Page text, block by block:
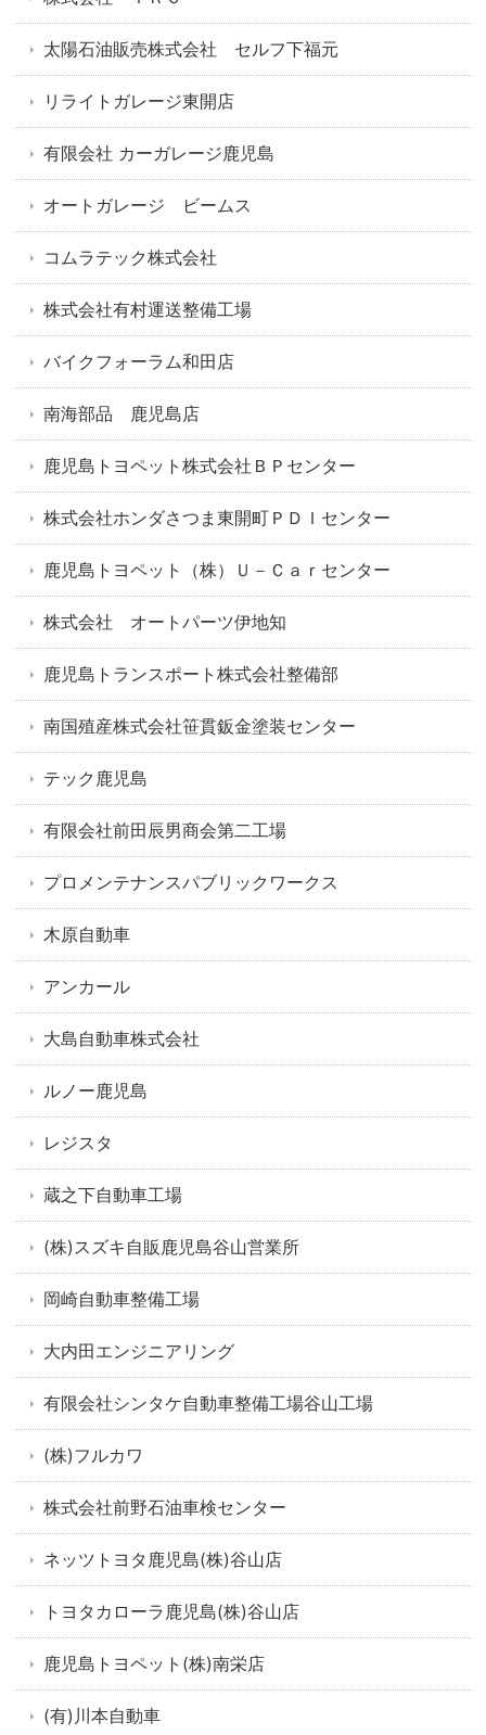
太陽石油販売株式会社 セルフ下福元
リライトガレージ東開店
有限会社 カーガレージ鹿児島
オートガレージ ビームス
コムラテック株式会社
株式会社有村運送整備工場
バイクフォーラム和田店
南海部品 鹿児島店
鹿児島トヨペット株式会社ＢＰセンター
株式会社ホンダさつま東開町ＰＤＩセンター
鹿児島トヨペット（株）Ｕ－Ｃａｒセンター
株式会社 オートパーツ伊地知
鹿児島トランスポート株式会社整備部
南国殖産株式会社笹貫鈑金塗装センター
テック鹿児島
有限会社前田辰男商会第二工場
プロメンテナンスパブリックワークス
木原自動車
アンカール
大島自動車株式会社
ルノー鹿児島
レジスタ
蔵之下自動車工場
(株)スズキ自販鹿児島谷山営業所
岡崎自動車整備工場
大内田エンジニアリング
有限会社シンタケ自動車整備工場谷山工場
(株)フルカワ
株式会社前野石油車検センター
ネッツトヨタ鹿児島(株)谷山店
トヨタカローラ鹿児島(株)谷山店
鹿児島トヨペット(株)南栄店
(有)川本自動車